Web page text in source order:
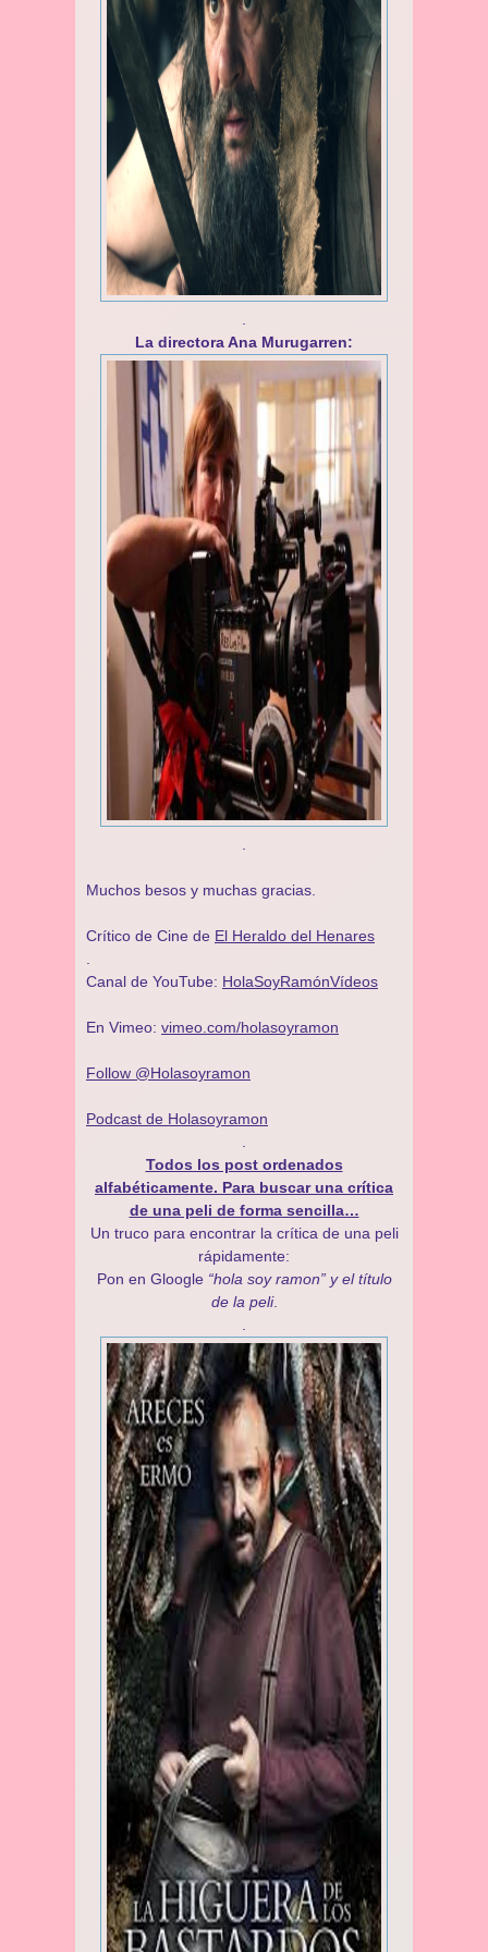
La directora Ana Murugarren:
Muchos besos y muchas gracias.
Crítico de Cine de El Heraldo del Henares
Canal de YouTube: HolaSoyRamónVídeos
En Vimeo: vimeo.com/holasoyramon
Follow @Holasoyramon
Podcast de Holasoyramon
Todos los post ordenados
alfabéticamente. Para buscar una crítica
de una peli de forma sencilla…
Un truco para encontrar la crítica de una peli
rápidamente:
Pon en Gloogle “hola soy ramon” y el título
de la peli.